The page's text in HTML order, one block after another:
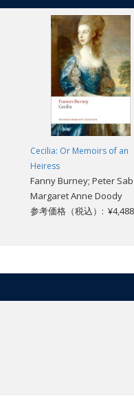
Cecilia: Or Memoirs of an
Heiress
Fanny Burney; Peter
Margaret Anne Doody
参考価格（税込）: ¥4,488